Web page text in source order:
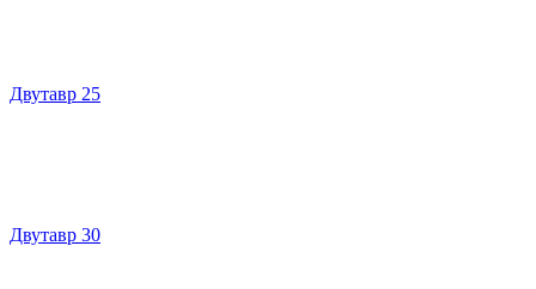
Двутавр 25
Двутавр 30